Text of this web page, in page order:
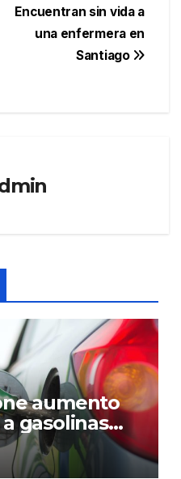
Encuentran sin vida a
una enfermera en
Santiago
aumento
gasolinas